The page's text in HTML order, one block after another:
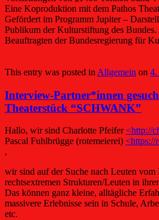
Eine Koproduktion mit dem Pathos
Gefördert im Programm Jupiter –
Publikum der Kulturstiftung des
Beauftragten der Bundesregierung für
This entry was posted in Allgemein on 4.
Interview-Partner*innen
Theaterstück “SCHWANK”
Hallo, wir sind Charlotte Pfeifer<http://
Pascal Fuhlbrügge (rotemeierei) <https://
,
wir sind auf der Suche nach Leuten
rechtsextremen Strukturen/Leuten in
Das können ganz kleine, alltägliche
massivere Erlebnisse sein in Schule,
etc.